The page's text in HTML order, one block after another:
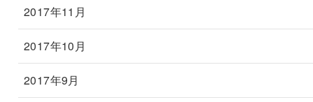
2017年11月
2017年10月
2017年9月